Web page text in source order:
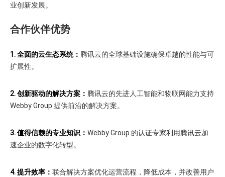
业创新发展。
合作伙伴优势
1. 全面的云生态系统： 腾讯云的全球基础设施确保卓越的性能与可
扩展性。
2. 创新驱动的解决方案： 腾讯云的先进人工智能和物联网能力支持
Webby Group 提供前沿的解决方案。
3.值得信赖的专业知识： Webby Group 的认证专家利用腾讯云加
速企业的数字化转型。
4. 提升效率： 联合解决方案优化运营流程，降低成本，并改善用户